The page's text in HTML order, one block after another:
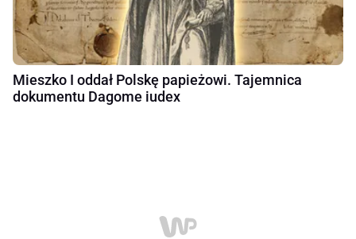
Mieszko I oddał Polskę papieżowi. Tajemnica
dokumentu Dagome iudex